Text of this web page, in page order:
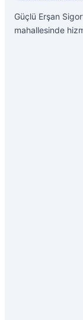
Güçlü Erşan
mahallesinde